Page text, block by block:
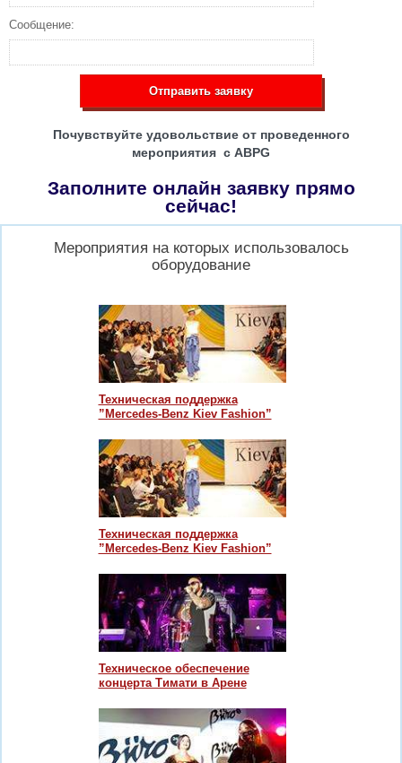
Сообщение:
Отправить заявку
Почувствуйте удовольствие от проведенного
мероприятия с ABPG
Заполните онлайн заявку прямо
сейчас!
Мероприятия на которых использовалось
оборудование
Техническая поддержка
”Mercedes-Benz Kiev Fashion”
Техническая поддержка
”Mercedes-Benz Kiev Fashion”
Техническое обеспечение
концерта Тимати в Арене